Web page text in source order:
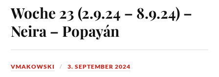
Woche 23 (2.9.24 – 8.9.24) –
Neira – Popayán
VMAKOWSKI 3. SEPTEMBER 2024